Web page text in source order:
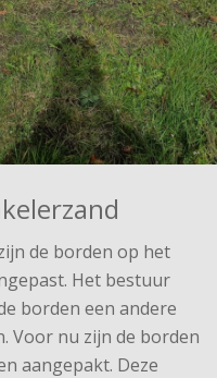
de borden op het
Het bestuur
borden een andere
Voor nu zijn de borden
aangepakt. Deze